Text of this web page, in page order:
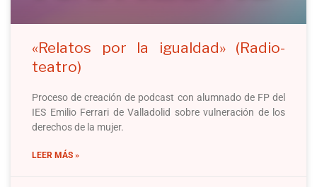
«Relatos por la igualdad» (Radio-
teatro)
Proceso de creación de podcast con alumnado de FP del
IES Emilio Ferrari de Valladolid sobre vulneración de los
derechos de la mujer.
LEER MÁS »